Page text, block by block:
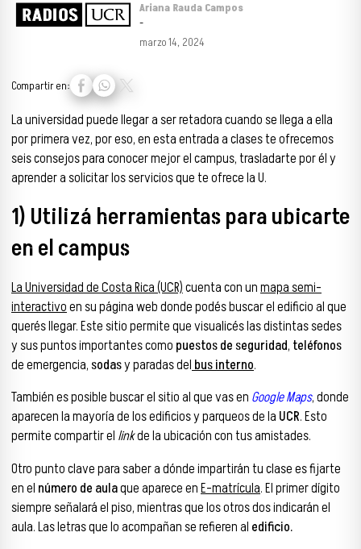
Ariana Rauda Campos
-
marzo 14, 2024
Compartir en:
La universidad puede llegar a ser retadora cuando se llega a ella
por primera vez, por eso, en esta entrada a clases te ofrecemos
seis consejos para conocer mejor el campus, trasladarte por él y
aprender a solicitar los servicios que te ofrece la U.
1) Utilizá herramientas para ubicarte
en el campus
La Universidad de Costa Rica (UCR)cuenta con unmapa semi-
interactivoen su página web donde podés buscar el edificio al que
querés llegar. Este sitio permite que visualicés las distintas sedes
y sus puntos importantes como puestos de seguridad, teléfonos
de emergencia,sodasy paradas del bus interno.
También es posible buscar el sitio al que vas en Google Maps, donde
aparecen la mayoría de los edificios y parqueos de la UCR. Esto
permite compartir el linkde la ubicación con tus amistades.
Otro punto clave para saber a dónde impartirán tu clase es fijarte
en el número de aulaque aparece enE-matrícula. El primer dígito
siempre señalará el piso, mientras que los otros dos indicarán el
aula. Las letras que lo acompañan se refieren al edificio.